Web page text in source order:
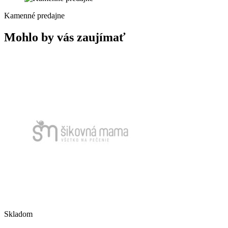
Kamenné predajne
Mohlo by vás zaujímať
Skladom